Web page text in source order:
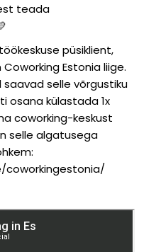
teada
püsiklient,
Estonia liige.
saavad selle võrgustiku
osana külastada 1x
coworking-keskust
selle algatusega